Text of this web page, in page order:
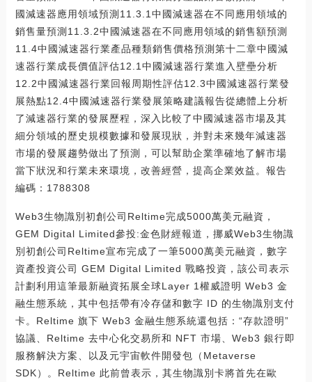
國減速器應用領域預測11.3.1中國減速器在不同應用領域的
銷售量預測11.3.2中國減速器在不同應用領域的銷售額預測
11.4中國減速器行業產品種類銷售價格預測第十二章中國減
速器行業成長價值評估12.1中國減速器行業進入壁壘分析
12.2中國減速器行業回報周期性評估12.3中國減速器行業發
展熱點12.4中國減速器行業發展策略建議報告從總體上分析
了減速器行業的發展歷程，深入比較了中國減速器市場及其
細分領域的歷史規模數據和發展現狀，并對未來幾年減速器
市場的發展趨勢做出了預測，可以幫助企業準確地了解市場
當下狀況和行業未來環境，改善經營，提高企業效益。報告
編碼：1788308
Web3生物識別初創公司Reltime完成5000萬美元融資，
GEM Digital Limited參投:金色財經報道，挪威Web3生物識
別初創公司Reltime宣布完成了一筆5000萬美元融資，數字
資產投資公司 GEM Digital Limited 戰略投資，該公司表示
計劃利用這筆最新融資拓展全球Layer 1權威證明 Web3 金
融生態系統，其中包括帶有冷存儲和數字 ID 的生物識別支付
卡。Reltime 旗下 Web3 金融生態系統還包括：“存款證明”
協議、Reltime 去中心化交易所和 NFT 市場、Web3 銀行即
服務解決方案、以及元宇宙軟件開發包（Metaverse
SDK）。Reltime 此前曾表示，其生物識別卡將首先在歐